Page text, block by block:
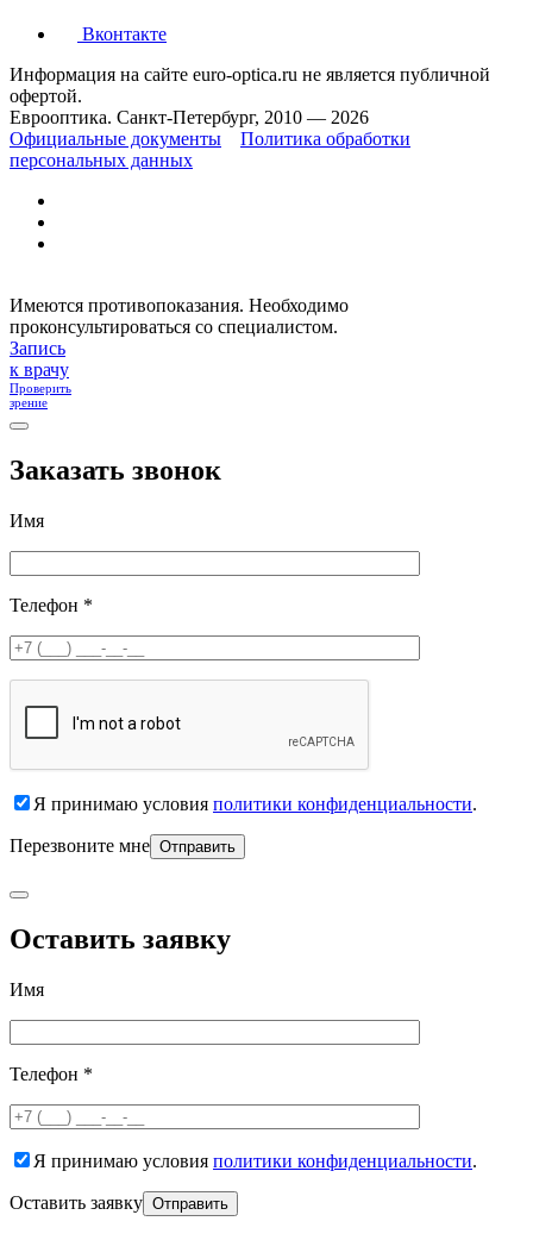
Вконтакте
Информация на сайте euro-optica.ru не является публичной
офертой.
Еврооптика. Санкт-Петербург, 2010 — 2026
Официальные документы
Политика обработки
персональных данных
Имеются противопоказания. Необходимо
проконсультироваться со специалистом.
Запись
к врачу
Проверить
зрение
Заказать звонок
Имя
Телефон *
Я принимаю условия политики конфиденциальности.
Перезвоните мне
Оставить заявку
Имя
Телефон *
Я принимаю условия политики конфиденциальности.
Оставить заявку